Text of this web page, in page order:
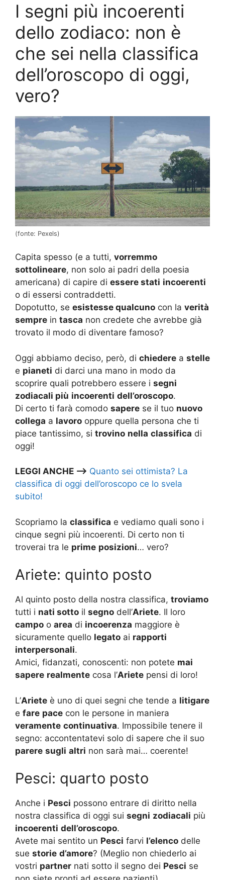
I segni più incoerenti
dello zodiaco: non è
che sei nella classifica
dell’oroscopo di oggi,
vero?
(fonte: Pexels)
Capita spesso (e a tutti, vorremmo
sottolineare, non solo ai padri della poesia
americana) di capire di essere stati incoerenti
o di essersi contraddetti.
Dopotutto, se esistesse qualcuno con la verità
sempre in tasca non credete che avrebbe già
trovato il modo di diventare famoso?
Oggi abbiamo deciso, però, di chiedere a stelle
e pianeti di darci una mano in modo da
scoprire quali potrebbero essere i segni
zodiacali più incoerenti dell’oroscopo.
Di certo ti farà comodo sapere se il tuo nuovo
collega a lavoro oppure quella persona che ti
piace tantissimo, si trovino nella classifica di
oggi!
LEGGI ANCHE –> Quanto sei ottimista? La
classifica di oggi dell’oroscopo ce lo svela
subito!
Scopriamo la classifica e vediamo quali sono i
cinque segni più incoerenti. Di certo non ti
troverai tra le prime posizioni… vero?
Ariete: quinto posto
Al quinto posto della nostra classifica, troviamo
tutti i nati sotto il segno dell’Ariete. Il loro
campo o area di incoerenza maggiore è
sicuramente quello legato ai rapporti
interpersonali.
Amici, fidanzati, conoscenti: non potete mai
sapere realmente cosa l’Ariete pensi di loro!
L’Ariete è uno di quei segni che tende a litigare
e fare pace con le persone in maniera
veramente continuativa. Impossibile tenere il
segno: accontentatevi solo di sapere che il suo
parere sugli altri non sarà mai… coerente!
Pesci: quarto posto
Anche i Pesci possono entrare di diritto nella
nostra classifica di oggi sui segni zodiacali più
incoerenti dell’oroscopo.
Avete mai sentito un Pesci farvi l’elenco delle
sue storie d’amore? (Meglio non chiederlo ai
vostri partner nati sotto il segno dei Pesci se